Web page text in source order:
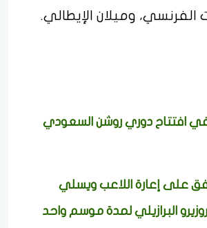
الفرنسي، وميلان الإيطالي.
في افتتاح دوري روشن السعودي
على إعارة اللاعب ويسلي
البرازيلي لمدة موسم واحد